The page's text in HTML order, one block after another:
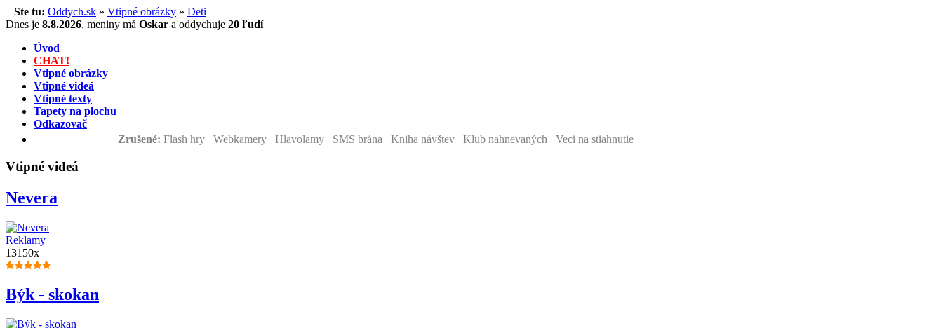
Ste tu: Oddych.sk » Vtipné obrázky » Deti
Dnes je 8.8.2026, meniny má Oskar a oddychuje 20 ľudí
Úvod
CHAT!
Vtipné obrázky
Vtipné videá
Vtipné texty
Tapety na plochu
Odkazovač
Zrušené: Flash hry Webkamery Hlavolamy SMS brána Kniha návštev Klub nahnevaných Veci na stiahnutie
Vtipné videá
Nevera
Reklamy
13150x
Býk - skokan